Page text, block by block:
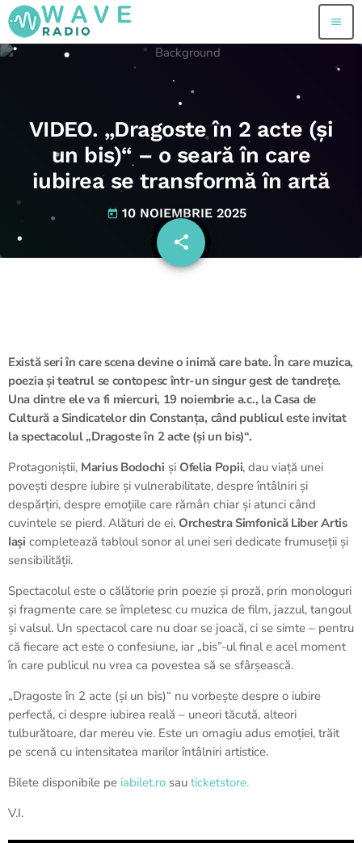
menu
VIDEO. „Dragoste în 2 acte (și
un bis)“ – o seară în care
iubirea se transformă în artă
today 10 NOIEMBRIE 2025
share
email
Există seri în care scena devine o inimă care bate. În care muzica,
poezia și teatrul se contopesc într-un singur gest de tandrețe.
Una dintre ele va fi miercuri, 19 noiembrie a.c., la Casa de
Cultură a Sindicatelor din Constanța, când publicul este invitat
la spectacolul „Dragoste în 2 acte (și un bis)“.
Protagoniștii, Marius Bodochi și Ofelia Popii, dau viață unei
povești despre iubire și vulnerabilitate, despre întâlniri și
despărțiri, despre emoțiile care rămân chiar și atunci când
cuvintele se pierd. Alături de ei, Orchestra Simfonică Liber Artis
Iași completează tabloul sonor al unei seri dedicate frumuseții și
sensibilității.
Spectacolul este o călătorie prin poezie și proză, prin monologuri
și fragmente care se împletesc cu muzica de film, jazzul, tangoul
și valsul. Un spectacol care nu doar se joacă, ci se simte – pentru
că fiecare act este o confesiune, iar „bis”-ul final e acel moment
în care publicul nu vrea ca povestea să se sfârșească.
„Dragoste în 2 acte (și un bis)“ nu vorbește despre o iubire
perfectă, ci despre iubirea reală – uneori tăcută, alteori
tulburătoare, dar mereu vie. Este un omagiu adus emoției, trăit
pe scenă cu intensitatea marilor întâlniri artistice.
Bilete disponibile pe iabilet.ro sau ticketstore.
V.I.